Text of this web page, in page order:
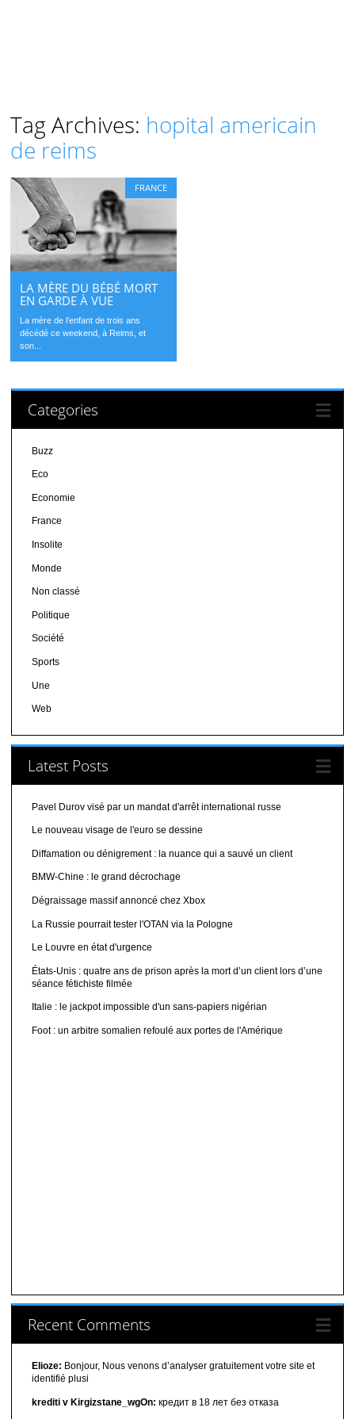
Tag Archives: hopital americain
de reims
FRANCE
LA MÈRE DU BÉBÉ MORT
EN GARDE À VUE
La mère de l’enfant de trois ans
décédé ce weekend, à Reims, et
son...
Categories
Buzz
Eco
Economie
France
Insolite
Monde
Non classé
Politique
Société
Sports
Une
Web
Latest Posts
Pavel Durov visé par un mandat d'arrêt international russe
Le nouveau visage de l'euro se dessine
Diffamation ou dénigrement : la nuance qui a sauvé un client
BMW-Chine : le grand décrochage
Dégraissage massif annoncé chez Xbox
La Russie pourrait tester l'OTAN via la Pologne
Le Louvre en état d'urgence
États-Unis : quatre ans de prison après la mort d’un client lors d’une
séance fétichiste filmée
Italie : le jackpot impossible d'un sans-papiers nigérian
Foot : un arbitre somalien refoulé aux portes de l'Amérique
Recent Comments
Elioze: Bonjour, Nous venons d’analyser gratuitement votre site et
identifié plusi
krediti v Kirgizstane_wgOn: кредит в 18 лет без отказа